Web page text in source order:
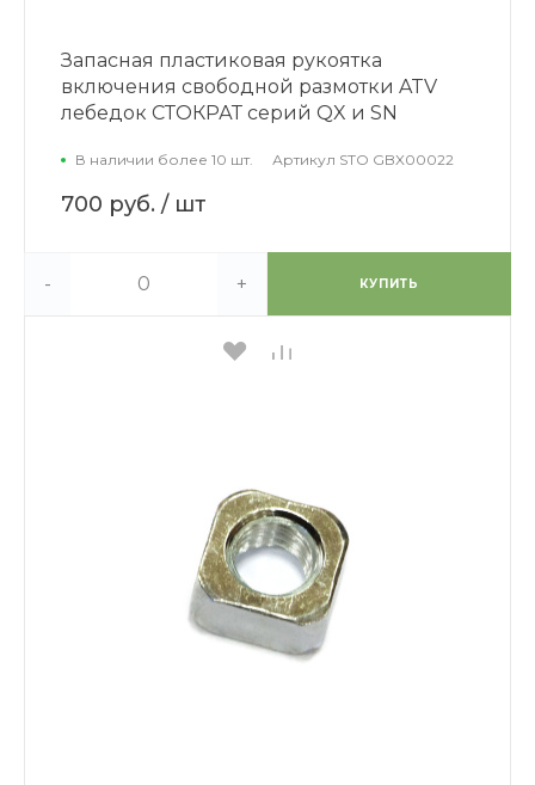
Запасная пластиковая рукоятка
включения свободной размотки ATV
лебедок СТОКРАТ серий QX и SN
В наличии более 10 шт. Артикул STO GBX00022
700 руб. / шт
- + КУПИТЬ